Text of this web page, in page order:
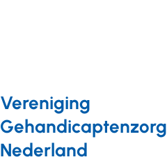
Vereniging
Gehandicaptenzorg
Nederland